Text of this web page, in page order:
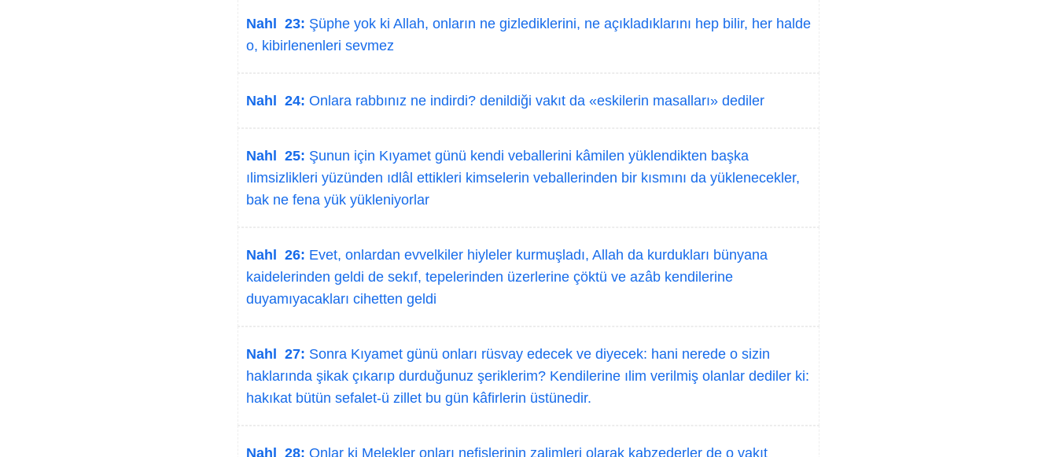
Nahl 23: Şüphe yok ki Allah, onların ne gizlediklerini, ne açıkladıklarını hep bilir, her halde
o, kibirlenenleri sevmez
Nahl 24: Onlara rabbınız ne indirdi? denildiği vakıt da «eskilerin masalları» dediler
Nahl 25: Şunun için Kıyamet günü kendi veballerini kâmilen yüklendikten başka
ılimsizlikleri yüzünden ıdlâl ettikleri kimselerin veballerinden bir kısmını da yüklenecekler,
bak ne fena yük yükleniyorlar
Nahl 26: Evet, onlardan evvelkiler hiyleler kurmuşladı, Allah da kurdukları bünyana
kaidelerinden geldi de sekıf, tepelerinden üzerlerine çöktü ve azâb kendilerine
duyamıyacakları cihetten geldi
Nahl 27: Sonra Kıyamet günü onları rüsvay edecek ve diyecek: hani nerede o sizin
haklarında şikak çıkarıp durduğunuz şeriklerim? Kendilerine ılim verilmiş olanlar dediler ki:
hakıkat bütün sefalet-ü zillet bu gün kâfirlerin üstünedir.
Nahl 28: Onlar ki Melekler onları nefislerinin zalimleri olarak kabzederler de o vakıt